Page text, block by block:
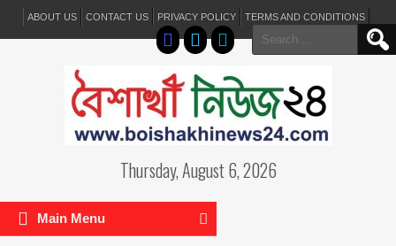
ABOUT US CONTACT US PRIVACY POLICY TERMS AND CONDITIONS
Search
for:
Thursday, August 6, 2026
Main Menu